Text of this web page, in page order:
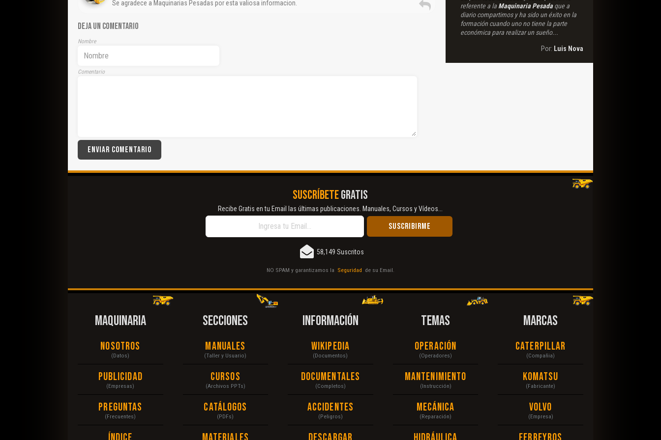
Se agradece a Maquinarias Pesadas por esta valiosa informacion.
DEJA UN COMENTARIO
Nombre
Comentario
referente a la Maquinaria Pesadaque a
diario compartimos y ha sido un éxito en la
formación cuando uno no tiene la parte
económica para realizar un sueño...
Por: Luis Nova
SUSCRÍBETEGRATIS
Recibe Gratis en tu Email las últimas publicaciones. Manuales, Cursos y Vídeos...
58,149 Suscritos
NO SPAM y garantizamos la Seguridad de su Email.
MAQUINARIA
Nosotros
(Datos)
Publicidad
(Empresas)
Preguntas
(Frecuentes)
SECCIONES
Manuales
(Taller y Usuario)
Cursos
(Archivos PPTs)
Catálogos
(PDFs)
INFORMACIÓN
Wikipedia
(Documentos)
Documentales
(Completos)
Accidentes
(Peligros)
TEMAS
Operación
(Operadores)
Mantenimiento
(Instrucción)
Mecánica
(Reparación)
MARCAS
Caterpillar
(Compañia)
Komatsu
(Fabricante)
Volvo
(Empresa)